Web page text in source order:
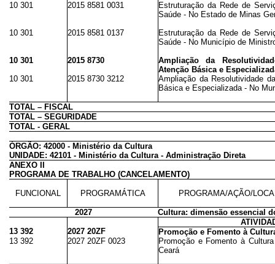
10 301 2015 8581 0031
Estruturação da Rede de
Saúde - No Estado de Minas
10 301
2015 8581 0137
Estruturação da Rede de
Saúde - No Município de
10 301
2015 8730
Ampliação da
Atenção Básica e
10 301
2015 8730 3212
Ampliação da Resolutividade
Básica e Especializada - No
TOTAL – FISCAL
TOTAL – SEGURIDADE
TOTAL - GERAL
ÓRGÃO: 42000 - Ministério da Cultura
UNIDADE: 42101 - Ministério da Cultura - Administração Direta
ANEXO II
PROGRAMA DE TRABALHO (CANCELAMENTO)
FUNCIONAL PROGRAMÁTICA PROGRAMA/AÇÃO/
2027
Cultura: dimensão essencial
13 392
2027 20ZF
Promoção e Fomento à
13 392
2027 20ZF 0023
Promoção e Fomento à
Ceará